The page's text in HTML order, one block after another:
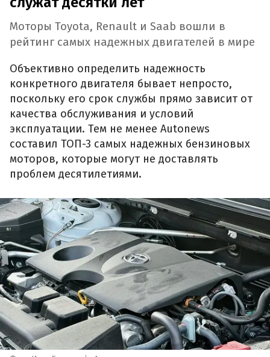
Моторы Toyota, Renault и Saab вошли в
рейтинг самых надежных двигателей в мире
Объективно определить надежность
конкретного двигателя бывает непросто,
поскольку его срок службы прямо зависит от
качества обслуживания и условий
эксплуатации. Тем не менее Autonews
составил ТОП-3 самых надежных бензиновых
моторов, которые могут не доставлять
проблем десятилетиями.